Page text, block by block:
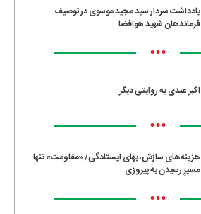
یادداشت سردار سید مجید موسوی در توصیف
فرماندهان شهید هوافضا
•••
اکبر عبدی به روایتی دیگر
•••
هزینه‌های سازش، بهای ایستادگی/ «مقاومت» تنها
مسیرِ رسیدن به پیروزی
•••